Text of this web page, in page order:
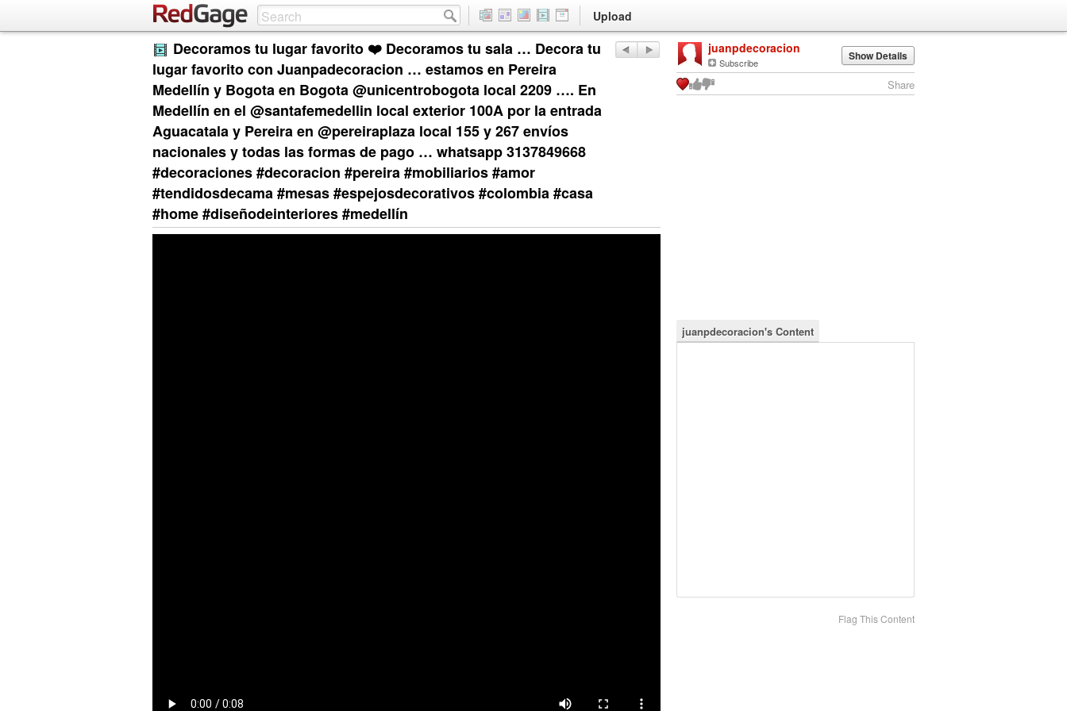
Upload
Decoramos tu lugar favorito ❤️ Decoramos tu sala … Decora tu
lugar favorito con Juanpadecoracion … estamos en Pereira
Medellín y Bogota en Bogota @unicentrobogota local 2209 …. En
Medellín en el @santafemedellin local exterior 100A por la entrada
Aguacatala y Pereira en @pereiraplaza local 155 y 267 envíos
nacionales y todas las formas de pago … whatsapp 3137849668
#decoraciones #decoracion #pereira #mobiliarios #amor
#tendidosdecama #mesas #espejosdecorativos #colombia #casa
#home #diseñodeinteriores #medellín
juanpdecoracion
Subscribe Show Details
Share
juanpdecoracion's Content
Flag This Content